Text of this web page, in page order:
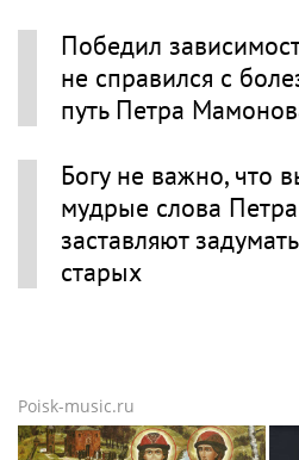
Победил
не справился с
путь Петра
Богу не важно, что
мудрые слова
заставляют
старых
Poisk-music.ru